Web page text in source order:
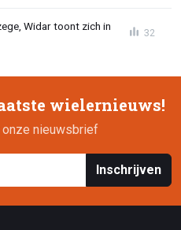
Widar toont zich in
32
wielernieuws!
nieuwsbrief
Inschrijven